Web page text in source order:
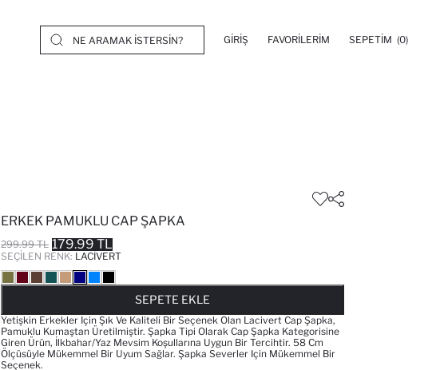
GIRIŞ FAVORILERIM SEPETIM (0)
ERKEK PAMUKLU CAP ŞAPKA
299.99 TL 179.99 TL
SEÇILEN RENK: LACIVERT
SEPETE EKLE
GELINCE HABER VER
FAVORILERE EKLENDI
Yetişkin Erkekler Için Şık Ve Kaliteli Bir Seçenek Olan Lacivert Cap Şapka,
Pamuklu Kumaştan Üretilmiştir. Şapka Tipi Olarak Cap Şapka Kategorisine
Giren Ürün, İlkbahar/Yaz Mevsim Koşullarına Uygun Bir Tercihtir. 58 Cm
Ölçüsüyle Mükemmel Bir Uyum Sağlar. Şapka Severler Için Mükemmel Bir
Seçenek.